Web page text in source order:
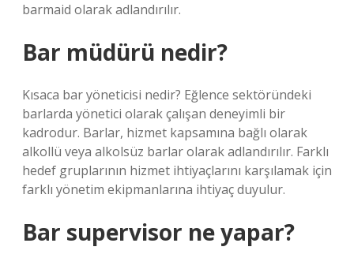
barmaid olarak adlandırılır.
Bar müdürü nedir?
Kısaca bar yöneticisi nedir? Eğlence sektöründeki
barlarda yönetici olarak çalışan deneyimli bir
kadrodur. Barlar, hizmet kapsamına bağlı olarak
alkollü veya alkolsüz barlar olarak adlandırılır. Farklı
hedef gruplarının hizmet ihtiyaçlarını karşılamak için
farklı yönetim ekipmanlarına ihtiyaç duyulur.
Bar supervisor ne yapar?